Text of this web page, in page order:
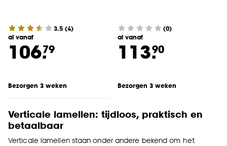
3.5 (4)
al vanaf
106.79
Bezorgen 3 weken
(0)
al vanaf
113.90
Bezorgen 3 weken
Verticale lamellen: tijdloos, praktisch en
betaalbaar
Verticale lamellen staan onder andere bekend om het